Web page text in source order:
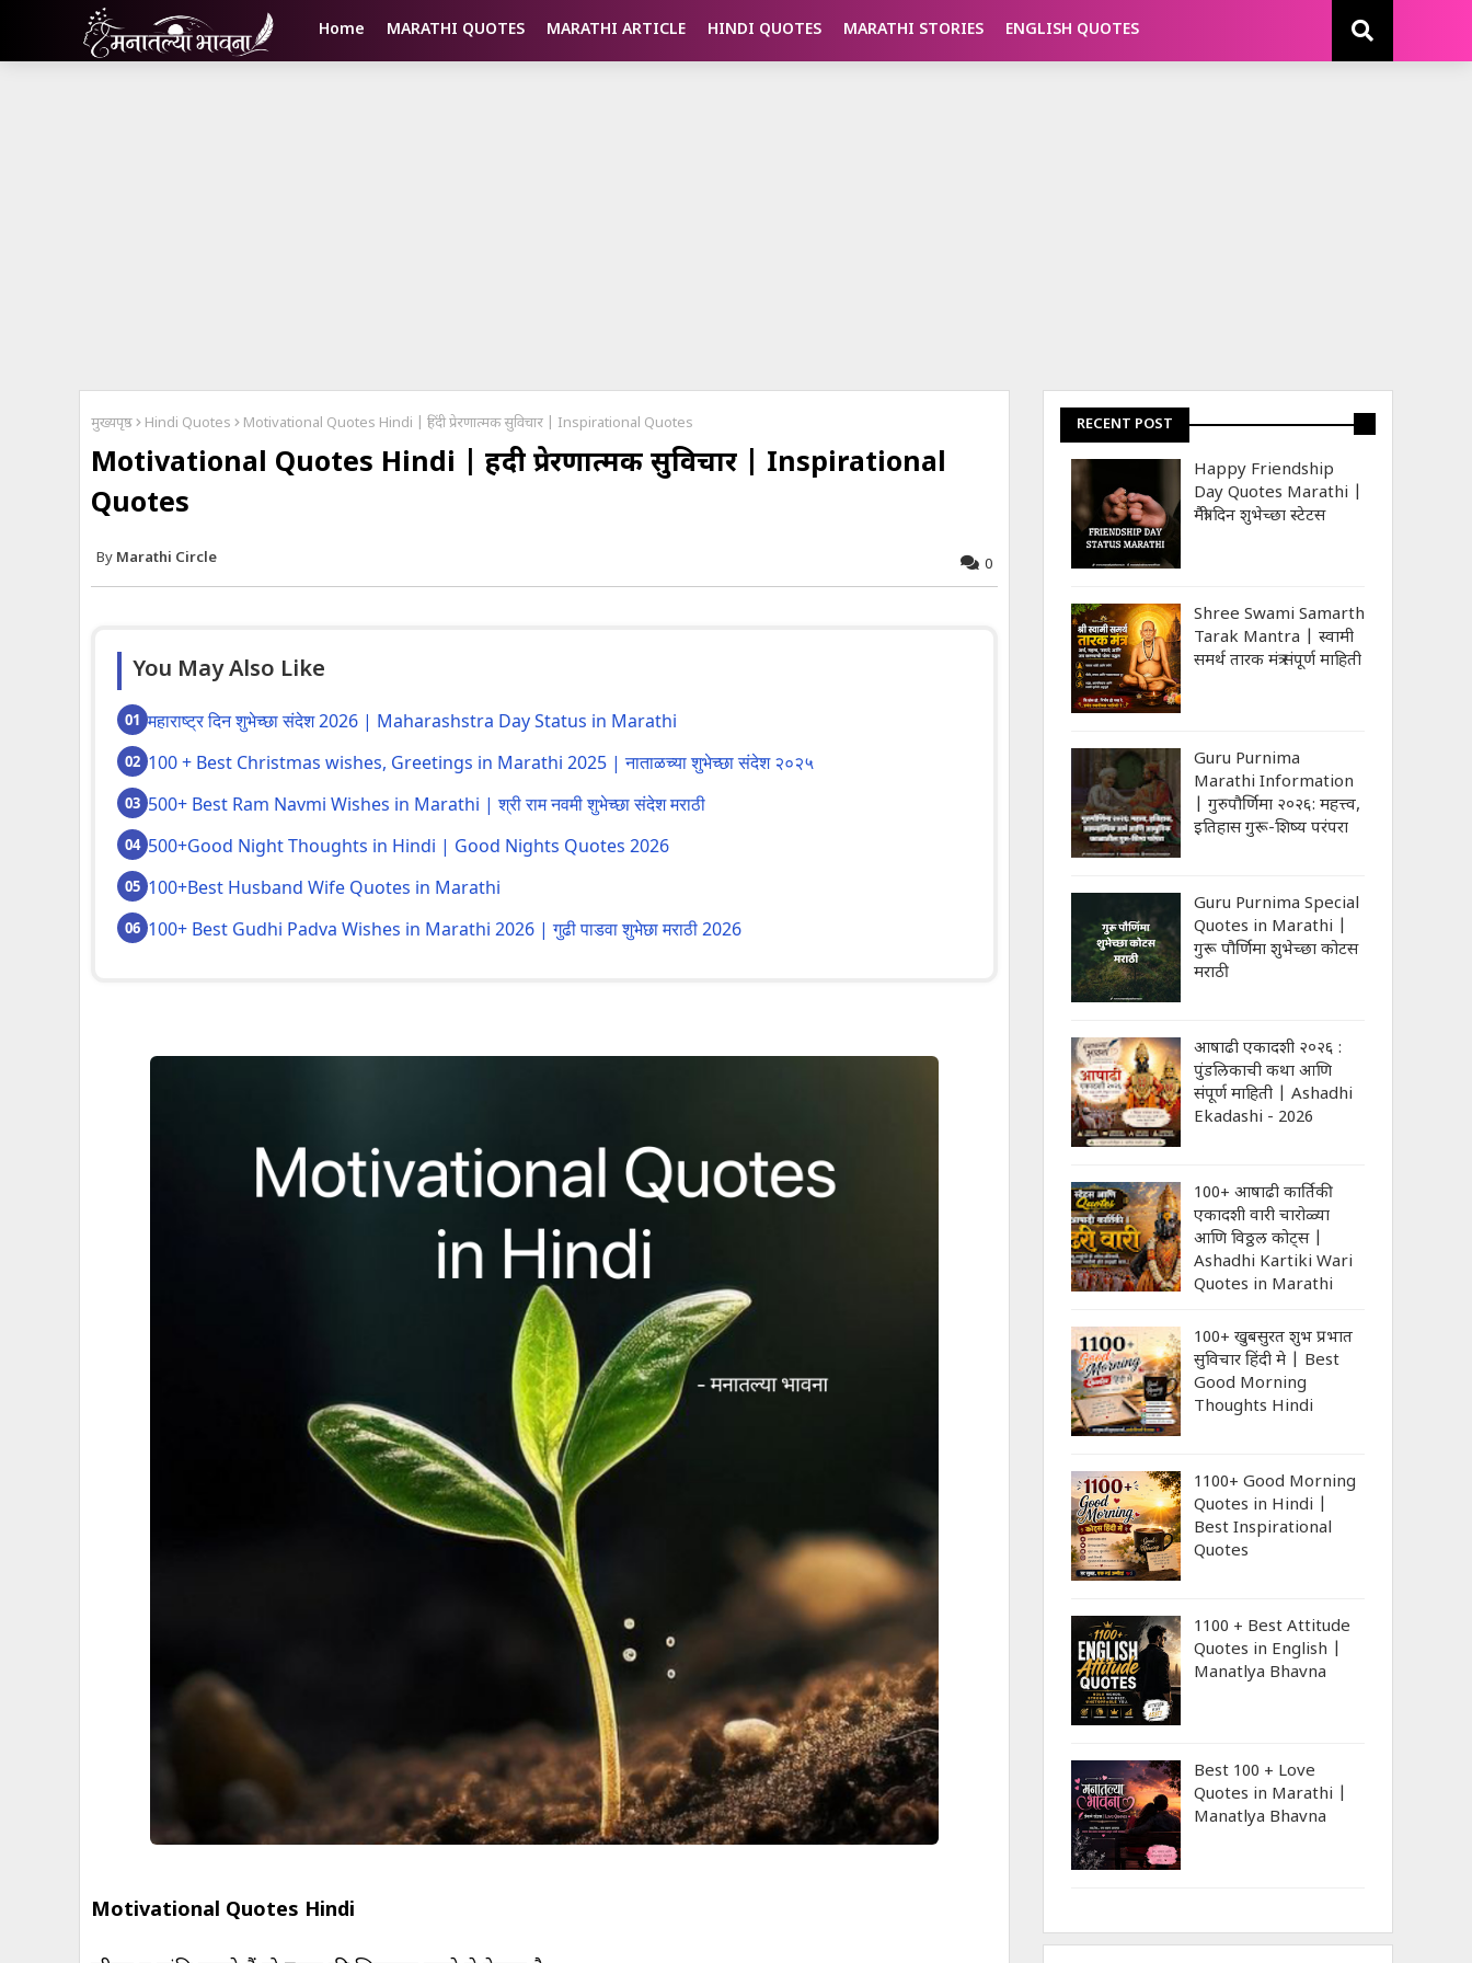
Home MARATHI QUOTES MARATHI ARTICLE HINDI QUOTES MARATHI STORIES ENGLISH QUOTES
मुख्यपृष्ठ Hindi Quotes Motivational Quotes Hindi | हिंदी प्रेरणात्मक सुविचार | Inspirational Quotes
Motivational Quotes Hindi | हिंदी प्रेरणात्मक सुविचार | Inspirational
Quotes
Marathi Circle 0
You May Also Like
महाराष्ट्र दिन शुभेच्छा संदेश 2026 | Maharashstra Day Status in Marathi
100 + Best Christmas wishes, Greetings in Marathi 2025 | नाताळच्या शुभेच्छा संदेश २०२५
500+ Best Ram Navmi Wishes in Marathi | श्री राम नवमी शुभेच्छा संदेश मराठी
500+Good Night Thoughts in Hindi | Good Nights Quotes 2026
100+Best Husband Wife Quotes in Marathi
100+ Best Gudhi Padva Wishes in Marathi 2026 | गुढी पाडवा शुभेछा मराठी 2026
Motivational Quotes Hindi
RECENT POST
Happy Friendship
Day Quotes Marathi |
मैत्री दिन शुभेच्‍छा स्‍टेटस
Shree Swami Samarth
Tarak Mantra | स्वामी
समर्थ तारक मंत्र संपूर्ण माहिती
Guru Purnima
Marathi Information
| गुरुपौर्णिमा २०२६: महत्त्व,
इतिहास गुरू-शिष्य परंपरा
Guru Purnima Special
Quotes in Marathi |
गुरू पौर्णिमा शुभेच्‍छा कोटस
मराठी
आषाढी एकादशी २०२६ :
पुंडलिकाची कथा आणि
संपूर्ण माहिती | Ashadhi
Ekadashi - 2026
100+ आषाढी कार्तिकी
एकादशी वारी चारोळ्या
आणि विठ्ठल कोट्स |
Ashadhi Kartiki Wari
Quotes in Marathi
100+ खुबसुरत शुभ प्रभात
सुविचार हिंदी मे | Best
Good Morning
Thoughts Hindi
1100+ Good Morning
Quotes in Hindi |
Best Inspirational
Quotes
1100 + Best Attitude
Quotes in English |
Manatlya Bhavna
Best 100 + Love
Quotes in Marathi |
Manatlya Bhavna